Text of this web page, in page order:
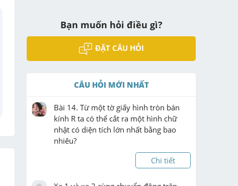
Bạn muốn hỏi điều gì?
ĐẶT CÂU HỎI
CÂU HỎI MỚI NHẤT
Bài 14. Từ một tờ giấy hình tròn bán
kính R ta có thể cắt ra một hình chữ
nhật có diện tích lớn nhất bằng bao
nhiêu?
Chi tiết